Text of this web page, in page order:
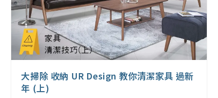
大掃除 收納 UR Design 教你清潔家具 過新
年 (上)